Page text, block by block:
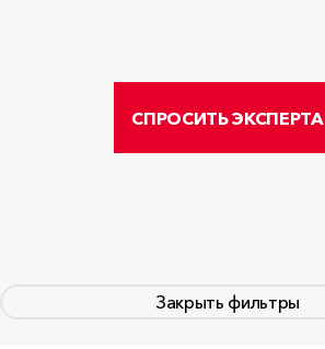
СПРОСИТЬ ЭКСПЕРТА
Закрыть фильтры